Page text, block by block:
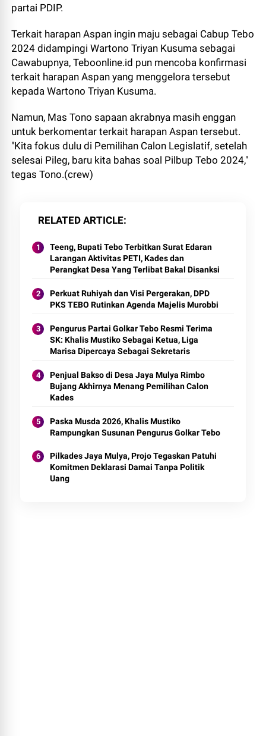
partai PDIP.
Terkait harapan Aspan ingin maju sebagai Cabup Tebo
2024 didampingi Wartono Triyan Kusuma sebagai
Cawabupnya, Teboonline.id pun mencoba konfirmasi
terkait harapan Aspan yang menggelora tersebut
kepada Wartono Triyan Kusuma.
Namun, Mas Tono sapaan akrabnya masih enggan
untuk berkomentar terkait harapan Aspan tersebut.
"Kita fokus dulu di Pemilihan Calon Legislatif, setelah
selesai Pileg, baru kita bahas soal Pilbup Tebo 2024,"
tegas Tono.(crew)
RELATED ARTICLE
Teeng, Bupati Tebo Terbitkan Surat Edaran
Larangan Aktivitas PETI, Kades dan
Perangkat Desa Yang Terlibat Bakal Disanksi
Perkuat Ruhiyah dan Visi Pergerakan, DPD
PKS TEBO Rutinkan Agenda Majelis Murobbi
Pengurus Partai Golkar Tebo Resmi Terima
SK: Khalis Mustiko Sebagai Ketua, Liga
Marisa Dipercaya Sebagai Sekretaris
Penjual Bakso di Desa Jaya Mulya Rimbo
Bujang Akhirnya Menang Pemilihan Calon
Kades
Paska Musda 2026, Khalis Mustiko
Rampungkan Susunan Pengurus Golkar Tebo
Pilkades Jaya Mulya, Projo Tegaskan Patuhi
Komitmen Deklarasi Damai Tanpa Politik
Uang